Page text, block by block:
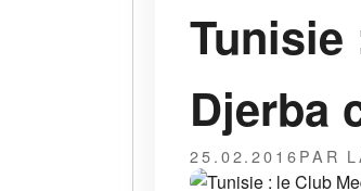
Tunisie
Djerba
25.02.2016PAR